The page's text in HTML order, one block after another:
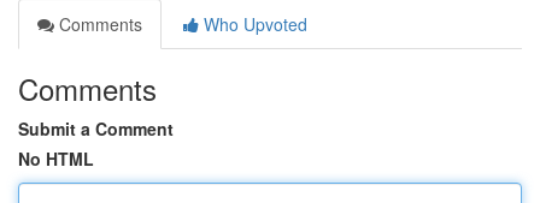
Comments
Who Upvoted
Comments
Submit a Comment
No HTML